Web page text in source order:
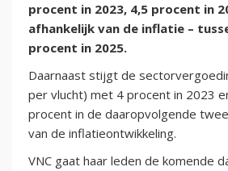
procent in 2023, 4,5 procent in
afhankelijk van de inflatie –
procent in 2025.
Daarnaast stijgt de
per vlucht) met 4 procent in 2023
procent in de daaropvolgende
van de inflatieontwikkeling.
VNC gaat haar leden de komende